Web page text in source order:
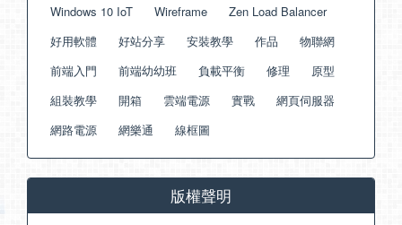
Windows 10 IoT
Wireframe
Zen Load Balancer
好用軟體
好站分享 安裝教學 作品
物聯網
前端入門
前端幼幼班 負載平衡 修理
原型
組裝教學
開箱 雲端電源 實戰
網頁伺服器
網路電源
網樂通 線框圖
版權聲明